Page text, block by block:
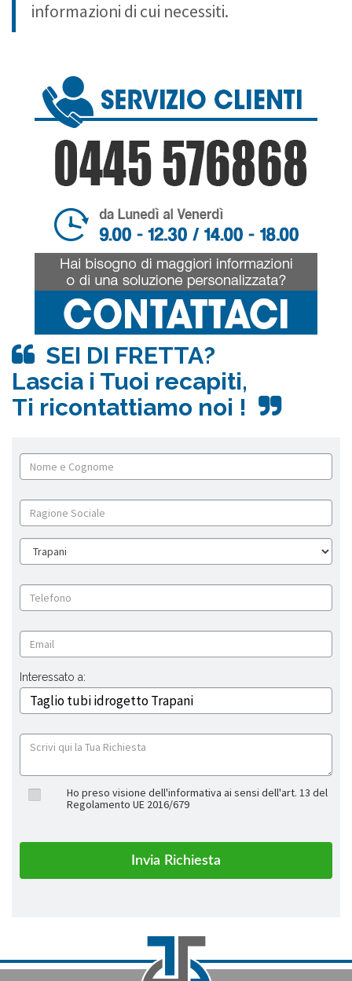
informazioni di cui necessiti.
SEI DI FRETTA?
Lascia i Tuoi recapiti,
Ti ricontattiamo noi !
Interessato a:
Ho preso visione dell'informativa ai sensi dell'art. 13 del
Regolamento UE 2016/679